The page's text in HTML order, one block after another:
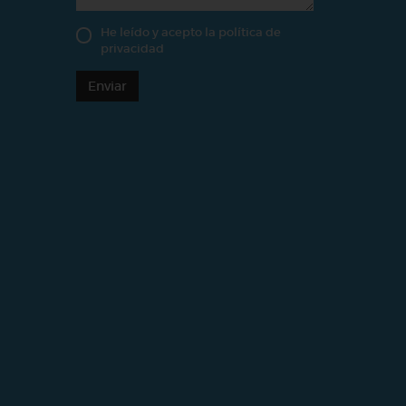
He leído y acepto la política de
privacidad
Enviar